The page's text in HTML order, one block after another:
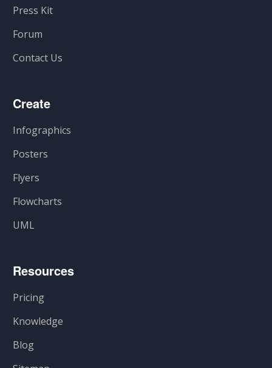
Press Kit
Forum
Contact Us
Create
Infographics
Posters
Flyers
Flowcharts
UML
Resources
Pricing
Knowledge
Blog